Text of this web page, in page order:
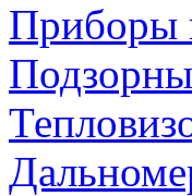
Приборы